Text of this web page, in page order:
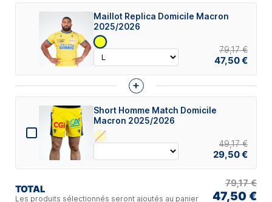
Maillot Replica Domicile Macron
2025/2026
79,17 €
47,50 €
+
Short Homme Match Domicile
Macron 2025/2026
49,17 €
29,50 €
TOTAL
Les produits sélectionnés seront ajoutés au panier
79,17 €
47,50 €